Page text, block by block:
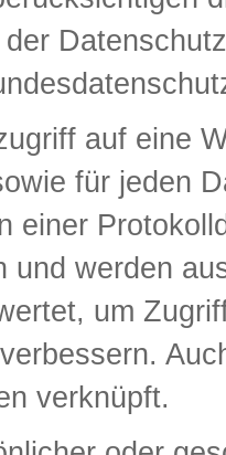
auf eine
für jeden
einer
und werden
um
verknüpft.